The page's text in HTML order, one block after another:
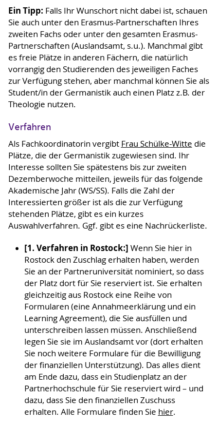
Ein Tipp: Falls Ihr Wunschort nicht dabei ist, schauen
Sie auch unter den Erasmus-Partnerschaften Ihres
zweiten Fachs oder unter den gesamten Erasmus-
Partnerschaften (Auslandsamt, s.u.). Manchmal gibt
es freie Plätze in anderen Fächern, die natürlich
vorrangig den Studierenden des jeweiligen Faches
zur Verfügung stehen, aber manchmal können Sie als
Student/in der Germanistik auch einen Platz z.B. der
Theologie nutzen.
Verfahren
Als Fachkoordinatorin vergibt Frau Schülke-Witte die
Plätze, die der Germanistik zugewiesen sind. Ihr
Interesse sollten Sie spätestens bis zur zweiten
Dezemberwoche mitteilen, jeweils für das folgende
Akademische Jahr (WS/SS). Falls die Zahl der
Interessierten größer ist als die zur Verfügung
stehenden Plätze, gibt es ein kurzes
Auswahlverfahren. Ggf. gibt es eine Nachrückerliste.
[1. Verfahren in Rostock:] Wenn Sie hier in
Rostock den Zuschlag erhalten haben, werden
Sie an der Partneruniversität nominiert, so dass
der Platz dort für Sie reserviert ist. Sie erhalten
gleichzeitig aus Rostock eine Reihe von
Formularen (eine Annahmeerklärung und ein
Learning Agreement), die Sie ausfüllen und
unterschreiben lassen müssen. Anschließend
legen Sie sie im Auslandsamt vor (dort erhalten
Sie noch weitere Formulare für die Bewilligung
der finanziellen Unterstützung). Das alles dient
am Ende dazu, dass ein Studienplatz an der
Partnerhochschule für Sie reserviert wird – und
dazu, dass Sie den finanziellen Zuschuss
erhalten. Alle Formulare finden Sie hier.